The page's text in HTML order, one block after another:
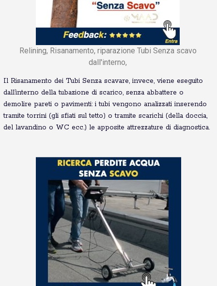
Relining, Risanamento, riparazione Tubi Senza scavo
dall'interno,
Il Risanamento dei Tubi Senza scavare, invece, viene eseguito
dall’interno della tubazione di scarico, senza abbattere o
demolire pareti o pavimenti: i tubi vengono analizzati inserendo
tramite torrini (gli sfiati sul tetto) o tramite scarichi (della doccia,
del lavandino o WC ecc.) le apposite attrezzature di diagnostica.